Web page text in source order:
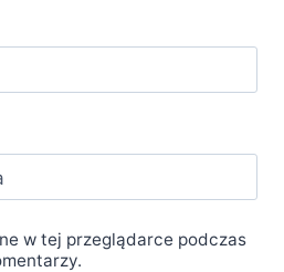
w tej przeglądarce podczas